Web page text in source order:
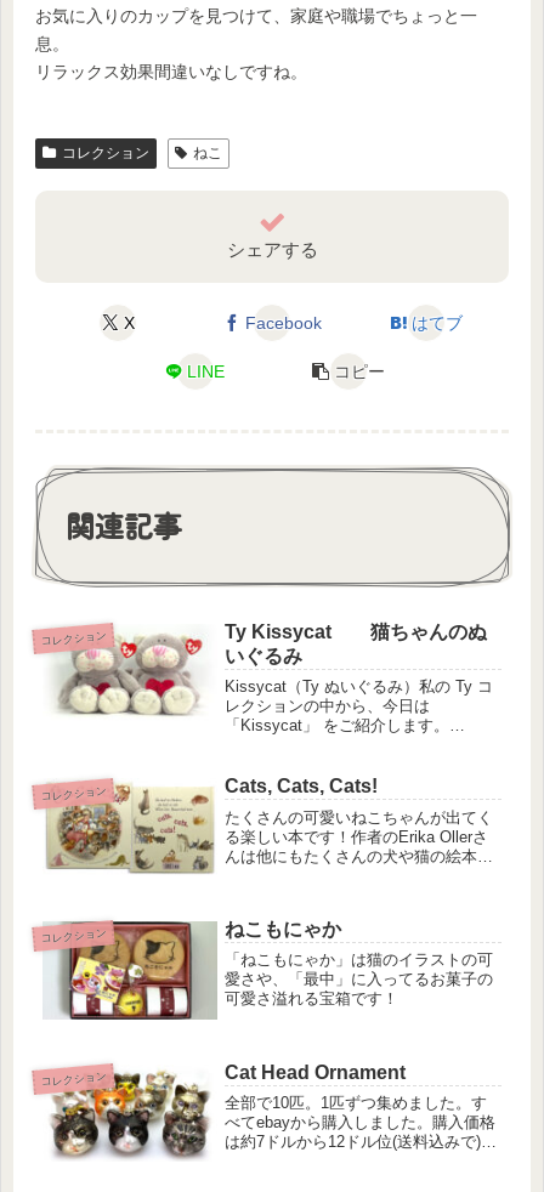
お気に入りのカップを見つけて、家庭や職場でちょっと一
息。
リラックス効果間違いなしですね。
コレクション ねこ
シェアする
X Facebook はてブ
LINE コピー
関連記事
コレクション
Ty Kissycat 猫ちゃんのぬ
いぐるみ
Kissycat（Ty ぬいぐるみ）私の Ty コ
レクションの中から、今日は
「Kissycat」 をご紹介します。
トア 「TUESDAY MORNING」。（現
在...
コレクション Cats, Cats, Cats!
たくさんの可愛いねこちゃんが出てく
る楽しい本です！作者のErika Ollerさ
んは他にもたくさんの犬や猫の絵本を
コレクション ねこもにゃか
「ねこもにゃか」は猫のイラストの可
愛さや、「最中」に入ってるお菓子の
可愛さ溢れる宝箱です！
コレクション Cat Head Ornament
全部で10匹。1匹ずつ集めました。す
べてebayから購入しました。購入価格
は約7ドルから12ドル位(送料込みで)猫